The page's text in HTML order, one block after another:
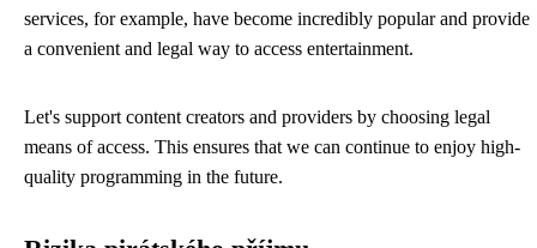
services, for example, have become incredibly popular and provide
a convenient and legal way to access entertainment.
Let's support content creators and providers by choosing legal
means of access. This ensures that we can continue to enjoy high-
quality programming in the future.